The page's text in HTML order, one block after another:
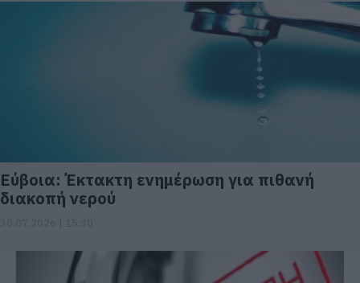
Εύβοια: Έκτακτη ενημέρωση για πιθανή
διακοπή νερού